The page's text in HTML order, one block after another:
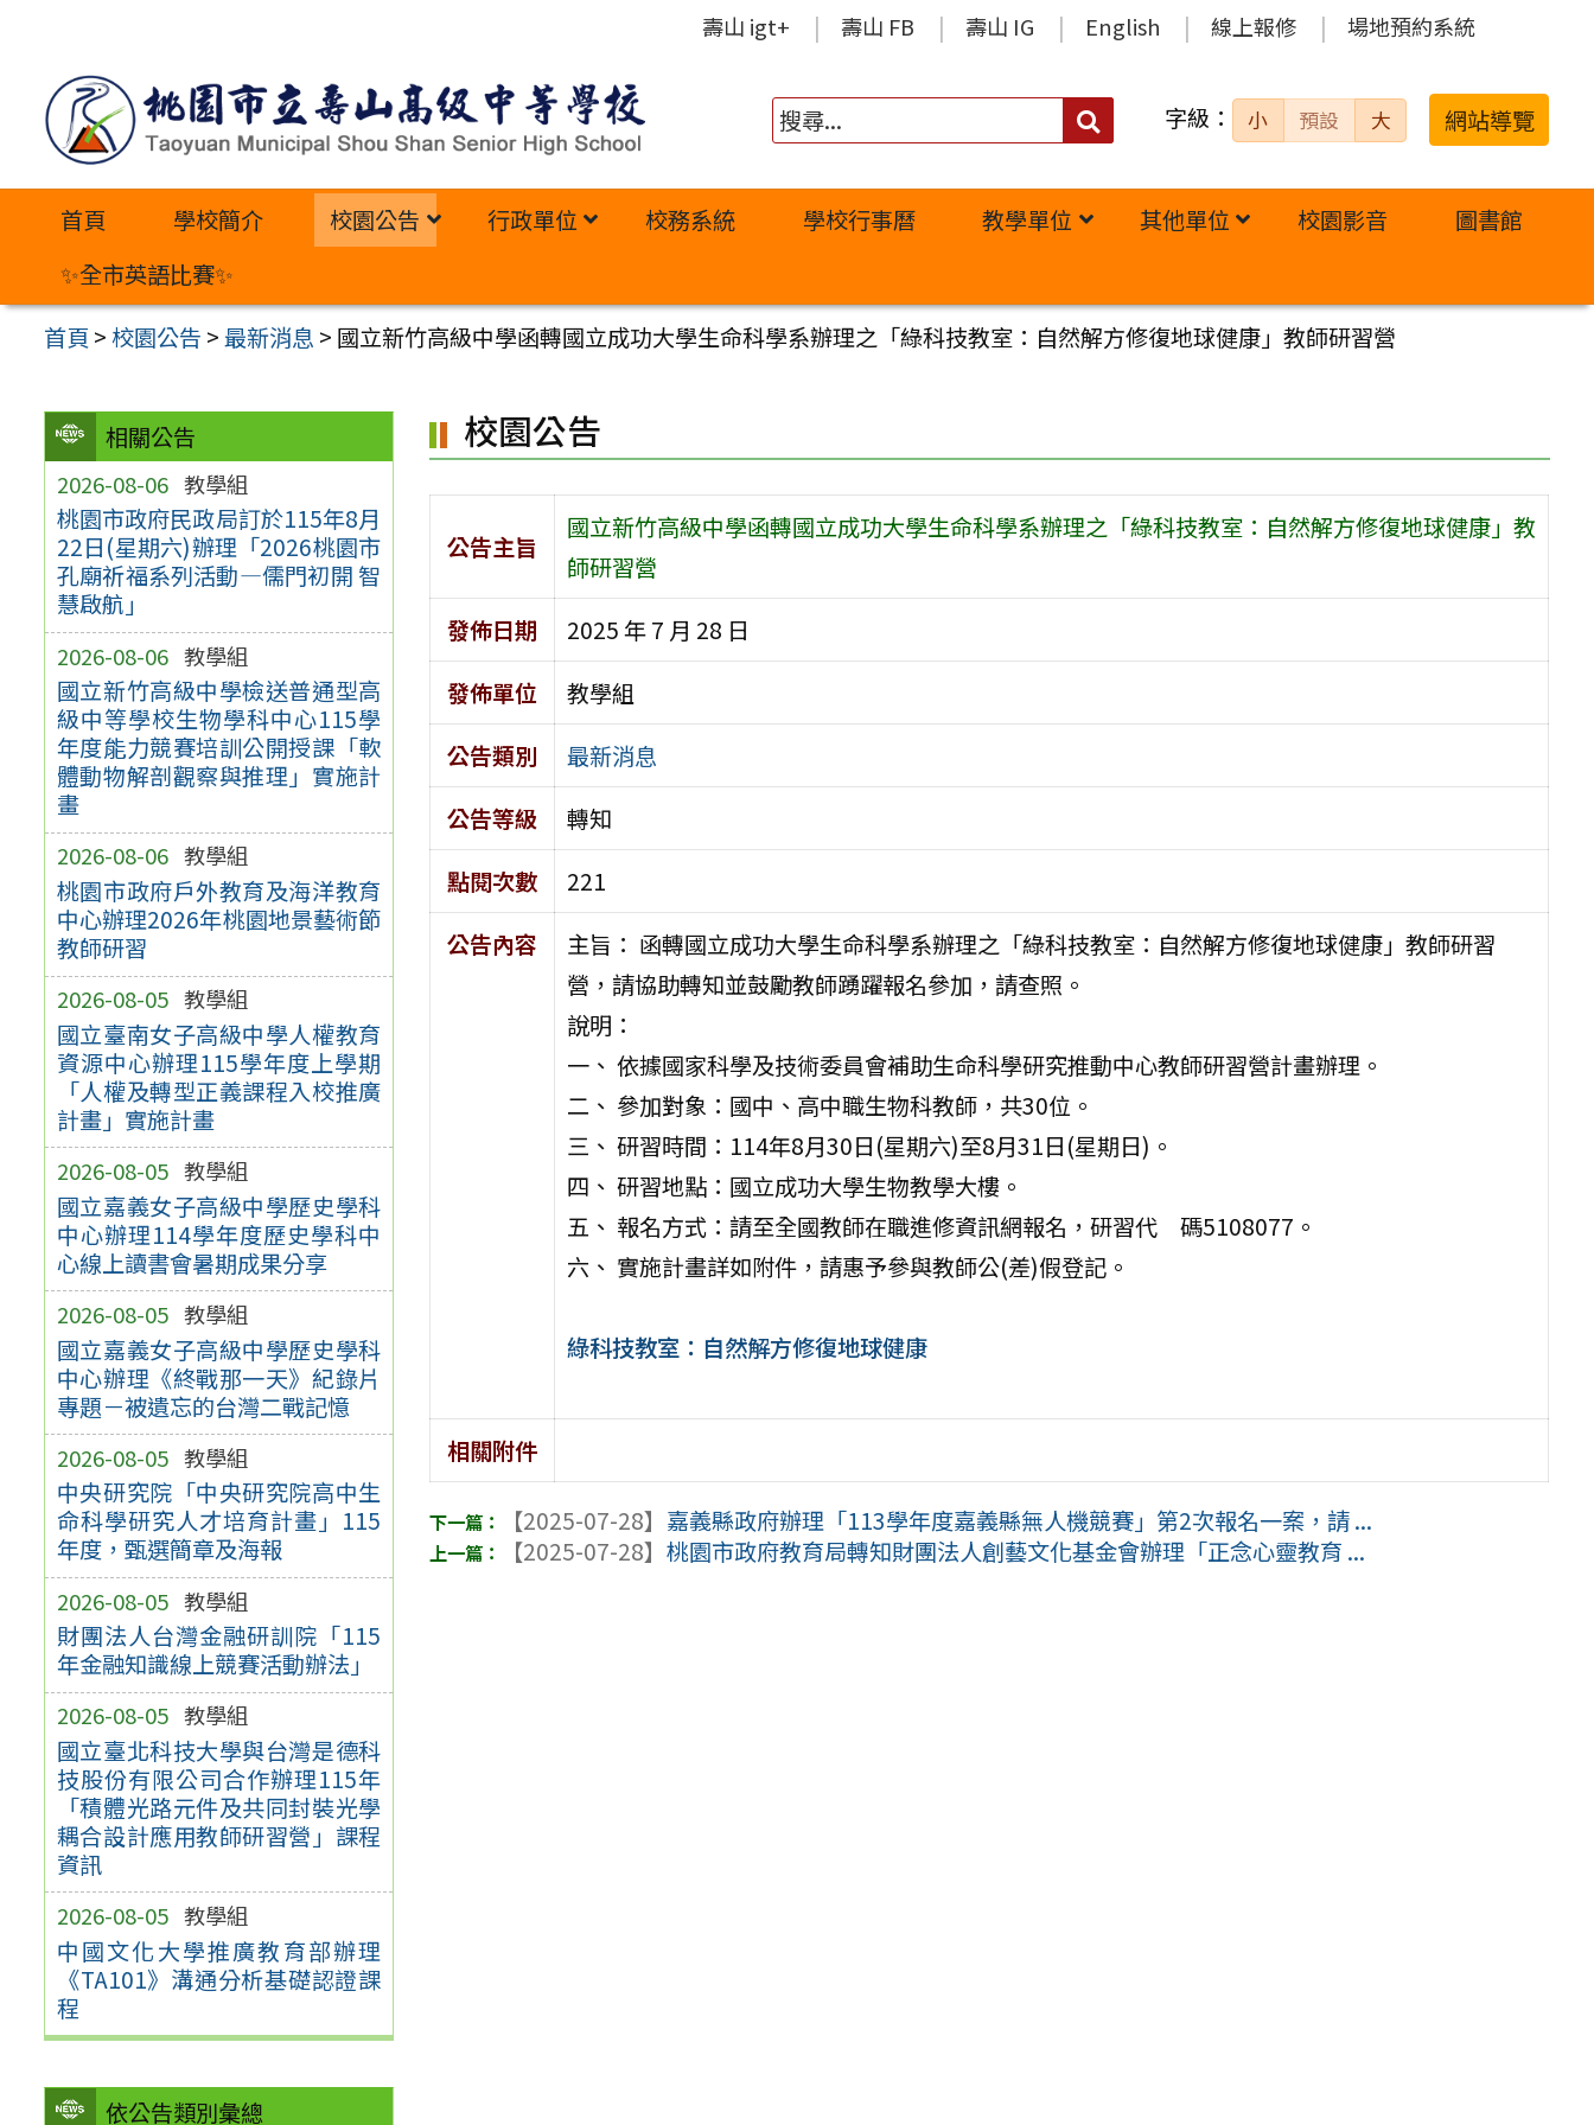
內
壽山 igt+ 壽山 FB 壽山 IG English 線上報修 場地預約系統
搜
字級： 小 預設 大 網站導覽
首頁 學校簡介 校園公告 行政單位 校務系統 學校行事曆 教學單位 其他單位 校園影音
圖書館
✨全市英語比賽✨
首頁 >校園公告 >最新消息 > 國立新竹高級中學函轉國立成功大學生命科學系辦理之「綠科技教室：自然解方修復地球健康」教師研習營
相關公告
2026-08-06 教學組
桃園市政府民政局訂於115年8月
22日(星期六)辦理「2026桃園市
孔廟祈福系列活動—儒門初開 智
慧啟航」
2026-08-06 教學組
國立新竹高級中學檢送普通型高
級中等學校生物學科中心115學
年度能力競賽培訓公開授課「軟
體動物解剖觀察與推理」實施計
畫
2026-08-06 教學組
桃園市政府戶外教育及海洋教育
中心辦理2026年桃園地景藝術節
教師研習
2026-08-05 教學組
國立臺南女子高級中學人權教育
資源中心辦理115學年度上學期
「人權及轉型正義課程入校推廣
計畫」實施計畫
2026-08-05 教學組
國立嘉義女子高級中學歷史學科
中心辦理114學年度歷史學科中
心線上讀書會暑期成果分享
2026-08-05 教學組
國立嘉義女子高級中學歷史學科
中心辦理《終戰那一天》紀錄片
專題－被遺忘的台灣二戰記憶
2026-08-05 教學組
中央研究院「中央研究院高中生
命科學研究人才培育計畫」115
年度，甄選簡章及海報
2026-08-05 教學組
財團法人台灣金融研訓院「115
年金融知識線上競賽活動辦法」
2026-08-05 教學組
國立臺北科技大學與台灣是德科
技股份有限公司合作辦理115年
「積體光路元件及共同封裝光學
耦合設計應用教師研習營」課程
資訊
2026-08-05 教學組
中國文化大學推廣教育部辦理
《TA101》溝通分析基礎認證課
程
依公告類別彙總
校園公告
公告主旨
國立新竹高級中學函轉國立成功大學生命科學系辦理之「綠科技教室：自然解方修復地球健康」教
師研習營
發佈日期
2025 年 7 月 28 日
發佈單位
教學組
公告類別
最新消息
公告等級
轉知
點閱次數
221
公告內容
主旨： 函轉國立成功大學生命科學系辦理之「綠科技教室：自然解方修復地球健康」教師研習
營，請協助轉知並鼓勵教師踴躍報名參加，請查照。
說明：
一、 依據國家科學及技術委員會補助生命科學研究推動中心教師研習營計畫辦理。
二、 參加對象：國中、高中職生物科教師，共30位。
三、 研習時間：114年8月30日(星期六)至8月31日(星期日)。
四、 研習地點：國立成功大學生物教學大樓。
五、 報名方式：請至全國教師在職進修資訊網報名，研習代 碼5108077。
六、 實施計畫詳如附件，請惠予參與教師公(差)假登記。
綠科技教室：自然解方修復地球健康
相關附件
【2025-07-28】 嘉義縣政府辦理「113學年度嘉義縣無人機競賽」第2次報名一案，請 ...
【2025-07-28】桃園市政府教育局轉知財團法人創藝文化基金會辦理「正念心靈教育 ...